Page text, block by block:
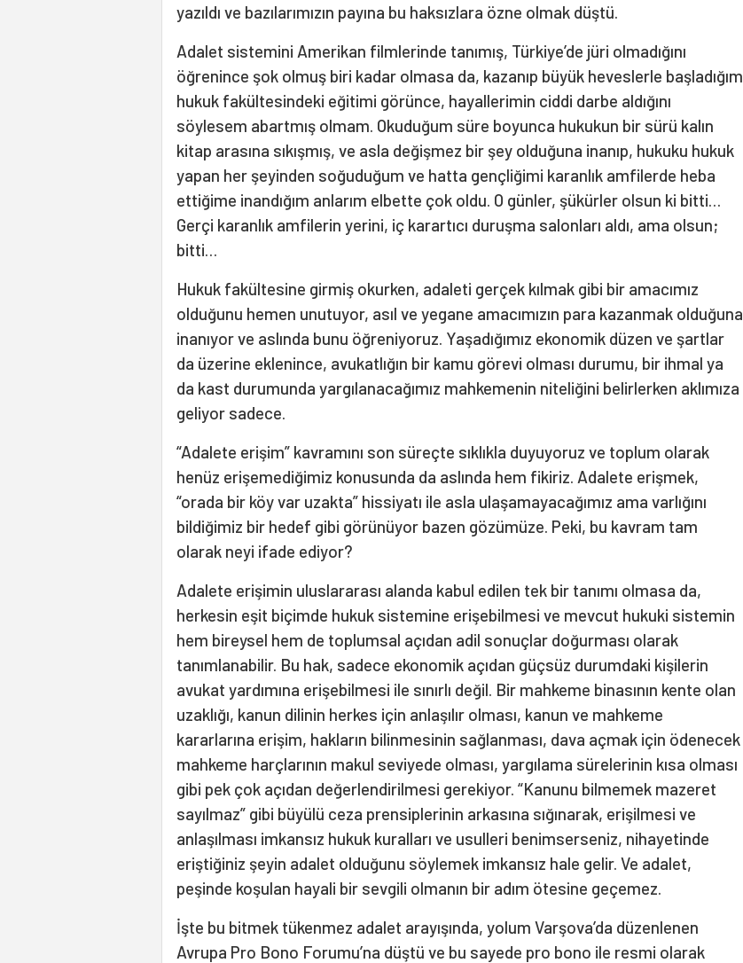
yazıldı ve bazılarımızın payına bu haksızlara özne olmak düştü.
Adalet sistemini Amerikan filmlerinde tanımış, Türkiye’de jüri olmadığını
öğrenince şok olmuş biri kadar olmasa da, kazanıp büyük heveslerle başladığım
hukuk fakültesindeki eğitimi görünce, hayallerimin ciddi darbe aldığını
söylesem abartmış olmam. Okuduğum süre boyunca hukukun bir sürü kalın
kitap arasına sıkışmış, ve asla değişmez bir şey olduğuna inanıp, hukuku hukuk
yapan her şeyinden soğuduğum ve hatta gençliğimi karanlık amfilerde heba
ettiğime inandığım anlarım elbette çok oldu. O günler, şükürler olsun ki bitti…
Gerçi karanlık amfilerin yerini, iç karartıcı duruşma salonları aldı, ama olsun;
bitti…
Hukuk fakültesine girmiş okurken, adaleti gerçek kılmak gibi bir amacımız
olduğunu hemen unutuyor, asıl ve yegane amacımızın para kazanmak olduğuna
inanıyor ve aslında bunu öğreniyoruz. Yaşadığımız ekonomik düzen ve şartlar
da üzerine eklenince, avukatlığın bir kamu görevi olması durumu, bir ihmal ya
da kast durumunda yargılanacağımız mahkemenin niteliğini belirlerken aklımıza
geliyor sadece.
“Adalete erişim” kavramını son süreçte sıklıkla duyuyoruz ve toplum olarak
henüz erişemediğimiz konusunda da aslında hem fikiriz. Adalete erişmek,
“orada bir köy var uzakta” hissiyatı ile asla ulaşamayacağımız ama varlığını
bildiğimiz bir hedef gibi görünüyor bazen gözümüze. Peki, bu kavram tam
olarak neyi ifade ediyor?
Adalete erişimin uluslararası alanda kabul edilen tek bir tanımı olmasa da,
herkesin eşit biçimde hukuk sistemine erişebilmesi ve mevcut hukuki sistemin
hem bireysel hem de toplumsal açıdan adil sonuçlar doğurması olarak
tanımlanabilir. Bu hak, sadece ekonomik açıdan güçsüz durumdaki kişilerin
avukat yardımına erişebilmesi ile sınırlı değil. Bir mahkeme binasının kente olan
uzaklığı, kanun dilinin herkes için anlaşılır olması, kanun ve mahkeme
kararlarına erişim, hakların bilinmesinin sağlanması, dava açmak için ödenecek
mahkeme harçlarının makul seviyede olması, yargılama sürelerinin kısa olması
gibi pek çok açıdan değerlendirilmesi gerekiyor. “Kanunu bilmemek mazeret
sayılmaz” gibi büyülü ceza prensiplerinin arkasına sığınarak, erişilmesi ve
anlaşılması imkansız hukuk kuralları ve usulleri benimserseniz, nihayetinde
eriştiğiniz şeyin adalet olduğunu söylemek imkansız hale gelir. Ve adalet,
peşinde koşulan hayali bir sevgili olmanın bir adım ötesine geçemez.
İşte bu bitmek tükenmez adalet arayışında, yolum Varşova’da düzenlenen
Avrupa Pro Bono Forumu’na düştü ve bu sayede pro bono ile resmi olarak